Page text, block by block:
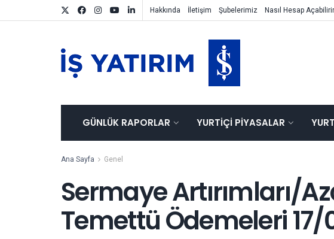
Hakkında İletişim Şubelerimiz Nasıl Hesap
GÜNLÜK RAPORLAR YURTIÇI PIYASALAR
Ana Sayfa Genel
Sermaye Artırımları/
Temettü Ödemeleri